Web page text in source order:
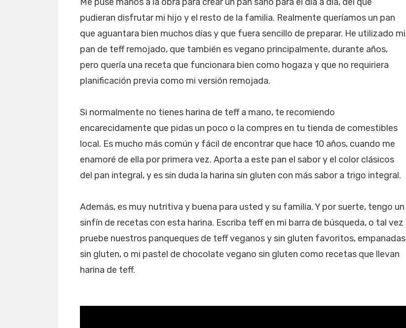
pudieran disfrutar mi hijo y el resto de la familia. Realmente queríamos un pan
que aguantara bien muchos días y que fuera sencillo de preparar. He utilizado mi
pan de teff remojado, que también es vegano principalmente, durante años,
pero quería una receta que funcionara bien como hogaza y que no requiriera
planificación previa como mi versión remojada.
Si normalmente no tienes harina de teff a mano, te recomiendo
encarecidamente que pidas un poco o la compres en tu tienda de comestibles
local. Es mucho más común y fácil de encontrar que hace 10 años, cuando me
enamoré de ella por primera vez. Aporta a este pan el sabor y el color clásicos
del pan integral, y es sin duda la harina sin gluten con más sabor a trigo integral.
Además, es muy nutritiva y buena para usted y su familia. Y por suerte, tengo un
sinfín de recetas con esta harina. Escriba teff en mi barra de búsqueda, o tal vez
pruebe nuestros panqueques de teff veganos y sin gluten favoritos, empanadas
sin gluten, o mi pastel de chocolate vegano sin gluten como recetas que llevan
harina de teff.